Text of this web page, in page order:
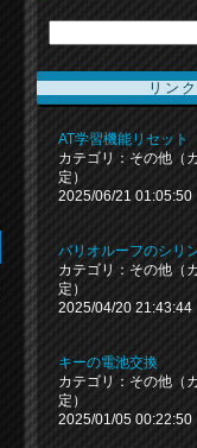
リン
AT学習機能リセット
カテゴリ：その他（
定）
2025/06/21 01:05:50
バリオルーフのシリ
カテゴリ：その他（
定）
2025/04/20 21:43:44
キーの電池交換
カテゴリ：その他（
定）
2025/01/05 00:22:50